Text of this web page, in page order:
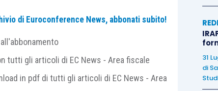
successivo; se presentata, invece, dal 1° ottobre
secondo anno successivo
deivincoli (finanziario, economico e
di Euroconference News, abbonati subito!
tutti gli articoli di EC News - Area fiscale
in pdf di tutti gli articoli di EC News - Area
31
di